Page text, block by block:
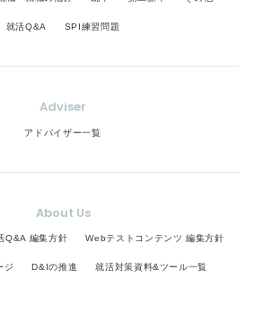
就活Q&A SPI練習問題
Adviser
アドバイザー一覧
About Us
Q&A 編集方針 Webテストコンテンツ 編集方針
ジ D&Iの推進 就活対策資料&ツール一覧